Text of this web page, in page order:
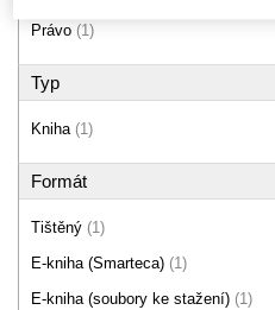
Právo (1)
Typ
Kniha (1)
Formát
Tištěný (1)
E-kniha (Smarteca) (1)
E-kniha (soubory ke stažení) (1)